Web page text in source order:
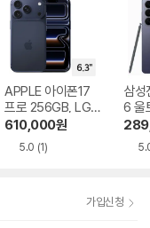
APPLE 아이폰17
프로 256GB, LG U
+ 번호이동 완납
610,000원
5.0 (1)
삼성
6 울
LG
가입신청